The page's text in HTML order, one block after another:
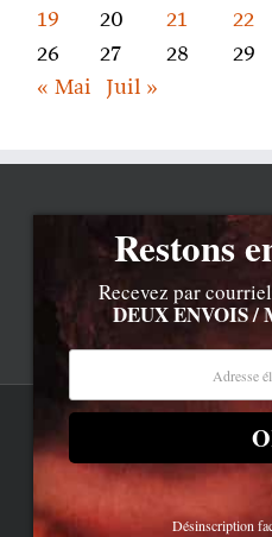
19
20 21 22
26
27 28 29
« Mai
Juil »
Contenu © Lionel Davoust sauf
Cliquez ici pour lire les mentions
LD.com 8.a. Attention, vous êtes
Restons
Recevez par
DEUX ENVOIS
Désinscription